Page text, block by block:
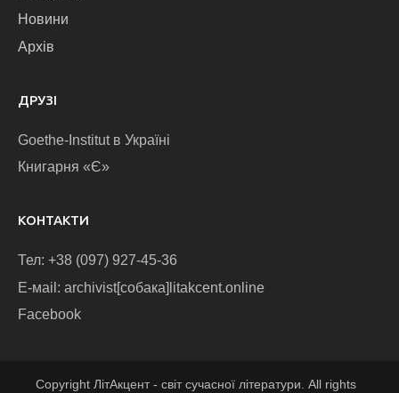
Новини
Архів
ДРУЗІ
Goethe-Institut в Україні
Книгарня «Є»
КОНТАКТИ
Тел: +38 (097) 927-45-36
E-маіl: archivist[собака]litakcent.online
Facebook
Copyright ЛітАкцент - світ сучасної літератури. All rights